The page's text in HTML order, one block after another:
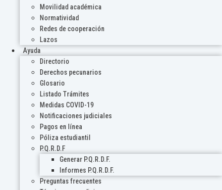
Movilidad académica
Normatividad
Redes de cooperación
Lazos
Ayuda
Directorio
Derechos pecunarios
Glosario
Listado Trámites
Medidas COVID-19
Notificaciones judiciales
Pagos en línea
Póliza estudiantil
P.Q.R.D.F
Generar P.Q.R.D.F.
Informes P.Q.R.D.F.
Preguntas frecuentes